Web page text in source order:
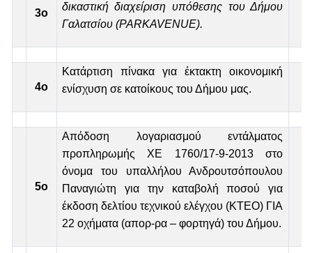
3ο
δικαστική διαχείριση υπόθεσης του Δήμου
Γαλατσίου (PARKAVENUE).
4o
Κατάρτιση πίνακα για έκτακτη οικονομική
ενίσχυση σε κατοίκους του Δήμου μας.
5ο
Απόδοση λογαριασμού εντάλματος
προπληρωμής ΧΕ 1760/17-9-2013 στο
όνομα του υπαλλήλου Ανδρουτσόπουλου
Παναγιώτη για την καταβολή ποσού για
έκδοση δελτίου τεχνικού ελέγχου (ΚΤΕΟ) ΓΙΑ
22 οχήματα (απορ-ρα – φορτηγά) του Δήμου.